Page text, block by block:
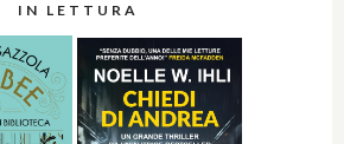
IN LETTURA